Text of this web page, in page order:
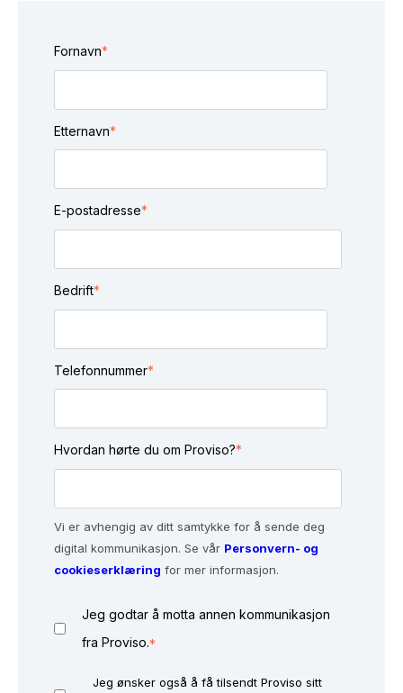
Fornavn*
Etternavn*
E-postadresse*
Bedrift*
Telefonnummer*
Hvordan hørte du om Proviso?*
Vi er avhengig av ditt samtykke for å sende deg
digital kommunikasjon. Se vår Personvern- og
cookieserklæring for mer informasjon.
Jeg godtar å motta annen kommunikasjon
fra Proviso.*
Jeg ønsker også å få tilsendt Proviso sitt